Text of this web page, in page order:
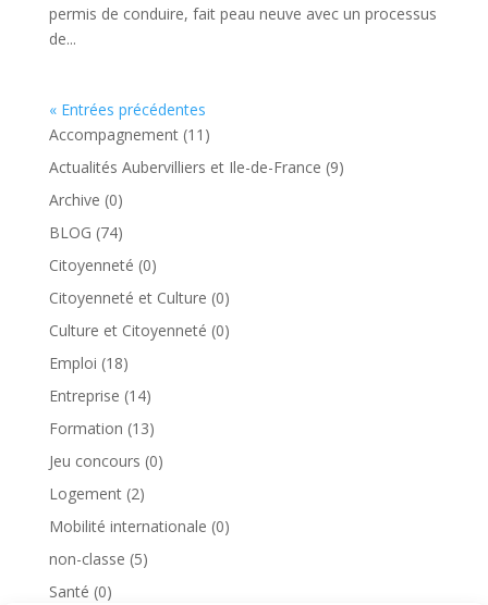
permis de conduire, fait peau neuve avec un processus
de...
« Entrées précédentes
Accompagnement(11)
Actualités Aubervilliers et Ile-de-France (9)
Archive (0)
BLOG (74)
Citoyenneté (0)
Citoyenneté et Culture (0)
Culture et Citoyenneté (0)
Emploi (18)
Entreprise (14)
Formation (13)
Jeu concours (0)
Logement(2)
Mobilité internationale (0)
non-classe (5)
Santé (0)